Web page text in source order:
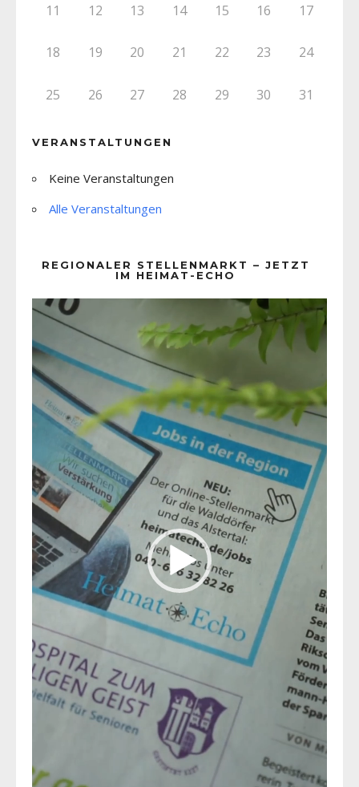
11 12 13 14 15 16 17
18 19 20 21 22 23 24
25 26 27 28 29 30 31
VERANSTALTUNGEN
Keine Veranstaltungen
Alle Veranstaltungen
REGIONALER STELLENMARKT – JETZT
IM HEIMAT-ECHO
Player